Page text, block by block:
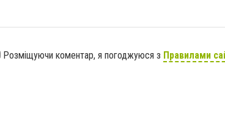
Розміщуючи коментар, я погоджуюся з Правилами